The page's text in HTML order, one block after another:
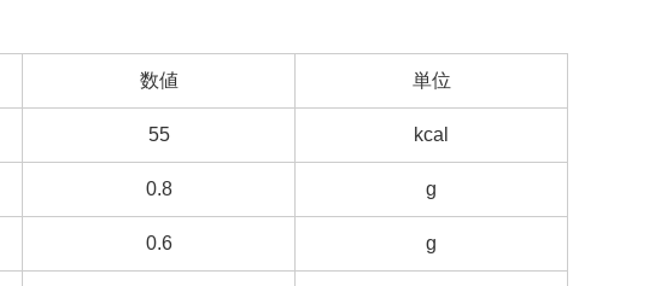
数値 単位
55 kcal
0.8 g
0.6 g